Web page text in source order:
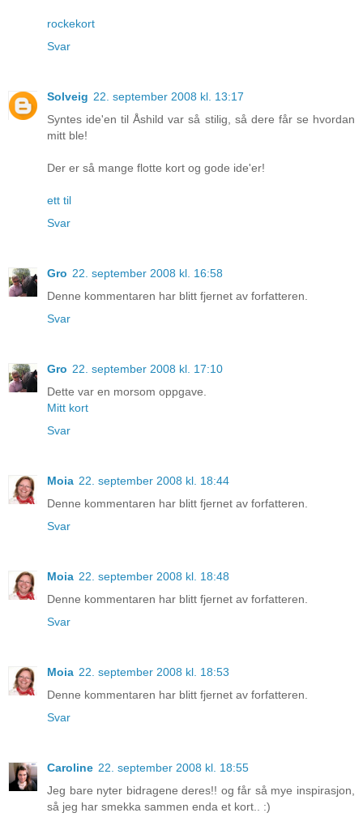
rockekort
Svar
Solveig 22. september 2008 kl. 13:17
Syntes ide'en til Åshild var så stilig, så dere får se hvordan
mitt ble!
Der er så mange flotte kort og gode ide'er!
ett til
Svar
Gro 22. september 2008 kl. 16:58
Denne kommentaren har blitt fjernet av forfatteren.
Svar
Gro 22. september 2008 kl. 17:10
Dette var en morsom oppgave.
Mitt kort
Svar
Moia 22. september 2008 kl. 18:44
Denne kommentaren har blitt fjernet av forfatteren.
Svar
Moia 22. september 2008 kl. 18:48
Denne kommentaren har blitt fjernet av forfatteren.
Svar
Moia 22. september 2008 kl. 18:53
Denne kommentaren har blitt fjernet av forfatteren.
Svar
Caroline 22. september 2008 kl. 18:55
Jeg bare nyter bidragene deres!! og får så mye inspirasjon,
så jeg har smekka sammen enda et kort.. :)